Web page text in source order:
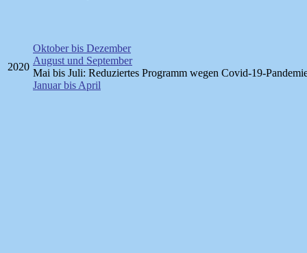
2020
Oktober bis Dezember
August und September
Mai bis Juli: Reduziertes Programm wegen Covid-19-
Januar bis April